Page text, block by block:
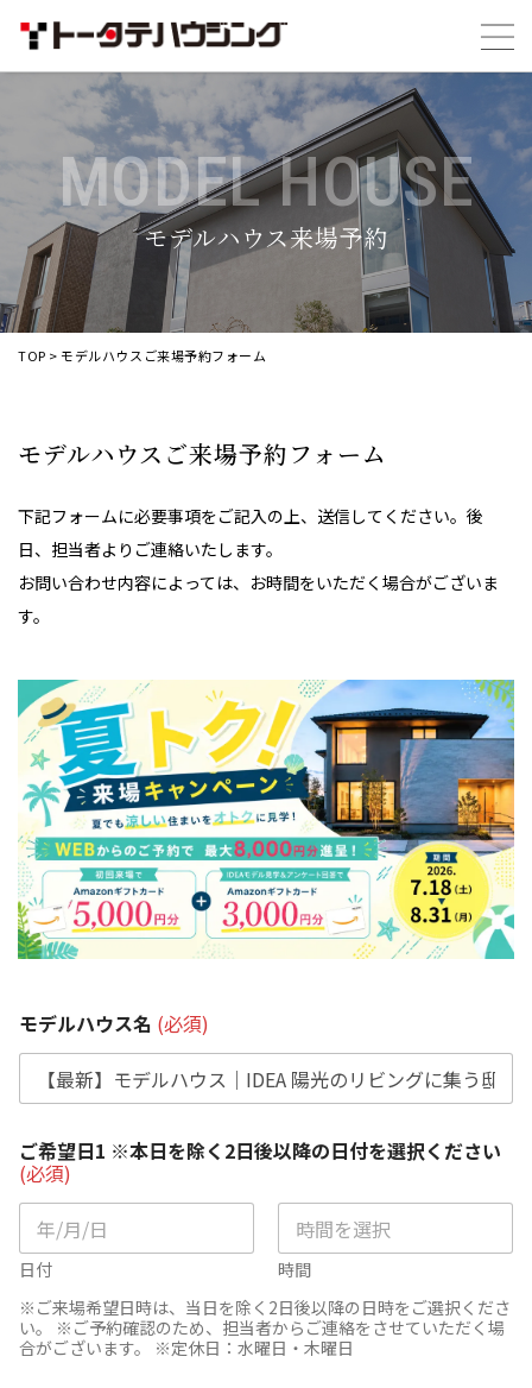
MODEL HOUSE
モデルハウス来場予約
TOP > モデルハウスご来場予約フォーム
モデルハウスご来場予約フォーム
下記フォームに必要事項をご記入の上、送信してください。後
日、担当者よりご連絡いたします。
お問い合わせ内容によっては、お時間をいただく場合がございま
す。
モデルハウス名 (必須)
計
画
時
(
必
)
ご
紹
ご希望日1 ※本日を除く2日後以降の日付を選択ください
(必須)
日付
時間
※ご来場希望日時は、当日を除く2日後以降の日時をご選択くださ
い。 ※ご予約確認のため、担当者からご連絡をさせていただく場
合がございます。 ※定休日：水曜日・木曜日